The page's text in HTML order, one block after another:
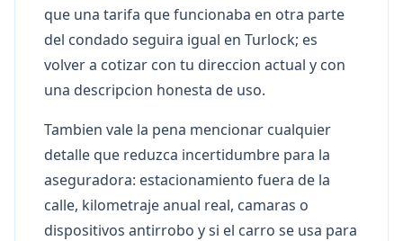
que una tarifa que funcionaba en otra parte
del condado seguira igual en Turlock; es
volver a cotizar con tu direccion actual y con
una descripcion honesta de uso.
Tambien vale la pena mencionar cualquier
detalle que reduzca incertidumbre para la
aseguradora: estacionamiento fuera de la
calle, kilometraje anual real, camaras o
dispositivos antirrobo y si el carro se usa para